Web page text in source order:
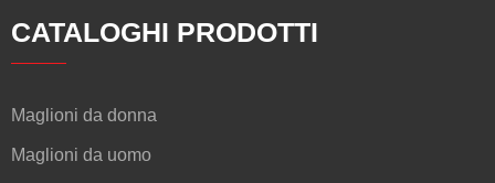
CATALOGHI PRODOTTI
Maglioni da donna
Maglioni da uomo